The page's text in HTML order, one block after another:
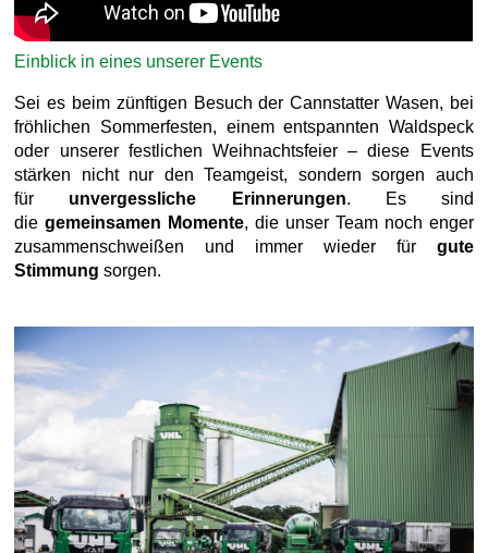
Einblick in eines unserer Events
Sei es beim zünftigen Besuch der Cannstatter Wasen, bei
fröhlichen Sommerfesten, einem entspannten Waldspeck
oder unserer festlichen Weihnachtsfeier – diese Events
stärken nicht nur den Teamgeist, sondern sorgen auch
für unvergessliche Erinnerungen. Es sind
diegemeinsamen Momente, die unser Team noch enger
zusammenschweißen und immer wieder für gute
Stimmung sorgen.